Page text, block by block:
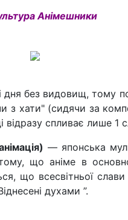
Анімешники
без видовищ, тому
хати" (сидячи за
спливає лише 1
— японська
тому, що аніме в
що всесвітньої
духами ”.